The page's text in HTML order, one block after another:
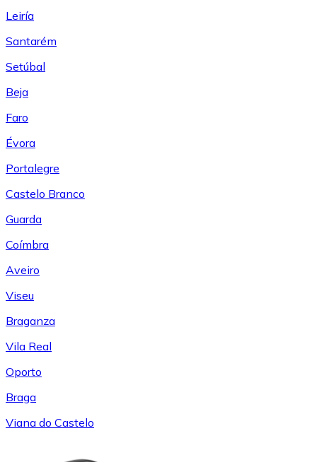
Leiría
Santarém
Setúbal
Beja
Faro
Évora
Portalegre
Castelo Branco
Guarda
Coímbra
Aveiro
Viseu
Braganza
Vila Real
Oporto
Braga
Viana do Castelo